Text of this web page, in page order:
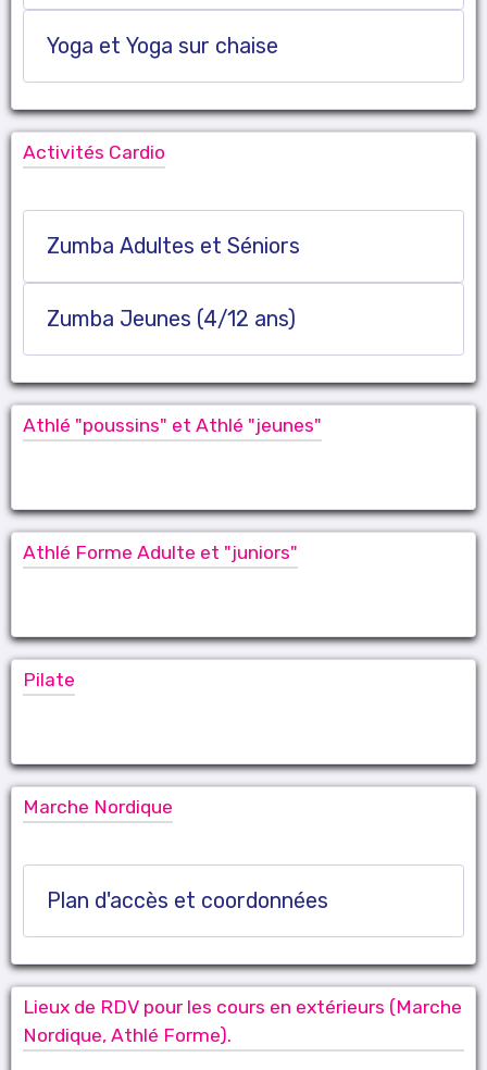
Yoga et Yoga sur chaise
Activités Cardio
Zumba Adultes et Séniors
Zumba Jeunes (4/12 ans)
Athlé "poussins" et Athlé "jeunes"
Athlé Forme Adulte et "juniors"
Pilate
Marche Nordique
Plan d'accès et coordonnées
Lieux de RDV pour les cours en extérieurs (Marche
Nordique, Athlé Forme).